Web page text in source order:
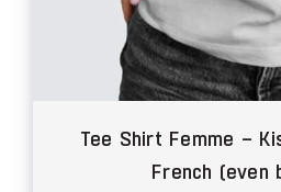
Tee Shirt Femme –
French (even